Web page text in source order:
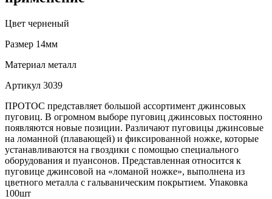
Цвет черненый
Размер 14мм
Материал металл
Артикул 3039
ПРОТОС представляет большой ассортимент джинсовых
пуговиц. В огромном выборе пуговиц джинсовых постоянно
появляются новые позиции. Различают пуговицы джинсовые
на ломанной (плавающей) и фиксированной ножке, которые
устанавливаются на гвоздики с помощью специального
оборудования и пуансонов. Представленная относится к
пуговице джинсовой на «ломаной ножке», выполнена из
цветного металла с гальваническим покрытием. Упаковка
100шт